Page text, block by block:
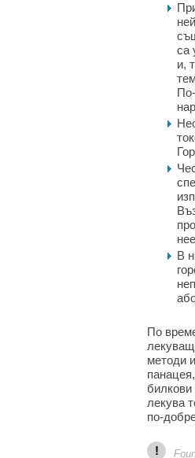
са
и,
В
По
методи
билкови
лекува
по-
!